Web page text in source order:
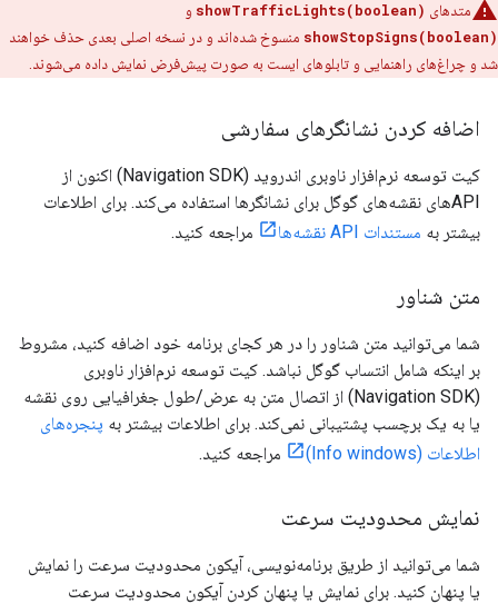
متدهای showTrafficLights(boolean) و
showStopSigns(boolean) منسوخ شده‌اند و در نسخه اصلی بعدی حذف خواهند
شد و چراغ‌های راهنمایی و تابلوهای ایست به صورت پیش‌فرض نمایش داده می‌شوند.
اضافه کردن نشانگرهای سفارشی
کیت توسعه نرم‌افزار ناوبری اندروید (Navigation SDK) اکنون از
APIهای نقشه‌های گوگل برای نشانگرها استفاده می‌کند. برای اطلاعات
بیشتر به مستندات API نقشه‌ها مراجعه کنید.
متن شناور
شما می‌توانید متن شناور را در هر کجای برنامه خود اضافه کنید، مشروط
بر اینکه شامل انتساب گوگل نباشد. کیت توسعه نرم‌افزار ناوبری
(Navigation SDK) از اتصال متن به عرض/طول جغرافیایی روی نقشه
یا به یک برچسب پشتیبانی نمی‌کند. برای اطلاعات بیشتر به پنجره‌های
اطلاعات (Info windows)
مراجعه کنید.
نمایش محدودیت سرعت
شما می‌توانید از طریق برنامه‌نویسی، آیکون محدودیت سرعت را نمایش
یا پنهان کنید. برای نمایش یا پنهان کردن آیکون محدودیت سرعت